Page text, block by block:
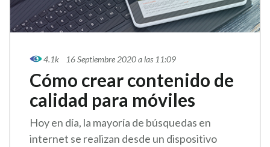
4.1k 16 Septiembre 2020 a las 11:09
Cómo crear contenido de
calidad para móviles
Hoy en día, la mayoría de búsquedas en
internet se realizan desde un dispositivo